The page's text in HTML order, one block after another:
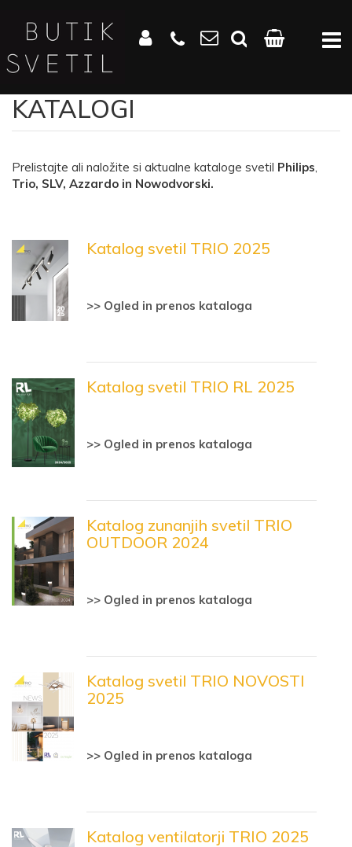
KATALOGI
Prelistajte ali naložite si aktualne kataloge svetil Philips,
Trio, SLV, Azzardo in Nowodvorski.
Katalog svetil TRIO 2025
>> Ogled in prenos kataloga
Katalog svetil TRIO RL 2025
>> Ogled in prenos kataloga
Katalog zunanjih svetil TRIO
OUTDOOR 2024
>> Ogled in prenos kataloga
Katalog svetil TRIO NOVOSTI
2025
>> Ogled in prenos kataloga
Katalog ventilatorji TRIO 2025